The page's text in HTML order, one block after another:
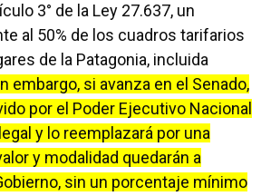
3° de la Ley 27.637, un
al 50% de los cuadros tarifarios
de la Patagonia, incluida
embargo, si avanza en el Senado,
por el Poder Ejecutivo Nacional
y lo reemplazará por una
y modalidad quedarán a
sin un porcentaje mínimo